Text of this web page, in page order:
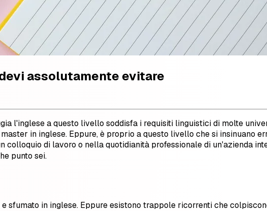
assolutamente evitare
l'inglese a questo livello soddisfa i requisiti linguistici di molte
in inglese. Eppure, è proprio a questo livello che si insinuano
colloquio di lavoro o nella quotidianità professionale di un'azienda
punto sei.
sfumato in inglese. Eppure esistono trappole ricorrenti che